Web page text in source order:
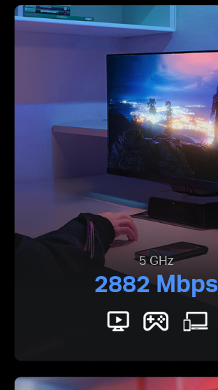
5 GHz
2882 Mbps